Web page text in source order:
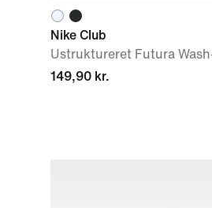
Nike Club
Ustruktureret Futura
149,90 kr.